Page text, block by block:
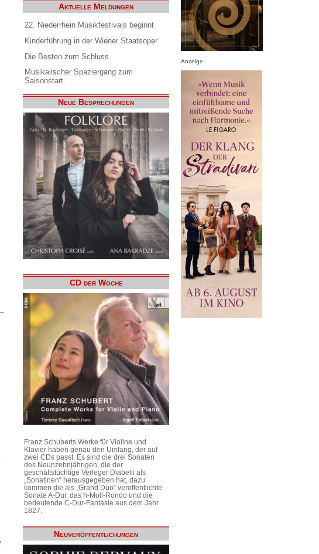
Aktuelle Meldungen
22. Niederrhein Musikfestivals beginnt
Kinderführung in der Wiener Staatsoper
Die Besten zum Schluss
Musikalischer Spaziergang zum
Saisonstart
Neue Besprechungen
CD der Woche
Franz Schuberts Werke für Violine und
Klavier haben genau den Umfang, der auf
zwei CDs passt. Es sind die drei Sonaten
des Neunzehnjährigen, die der
geschäftstüchtige Verleger Diabelli als
„Sonatinen“ herausgegeben hat, dazu
kommen die als „Grand Duo“ veröffentlichte
Sonate A-Dur, das h-Moll-Rondo und die
bedeutende C-Dur-Fantasie aus dem Jahr
1827.
Neuveröffentlichungen
Anzeige